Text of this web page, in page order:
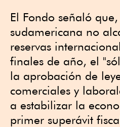
El Fondo señaló
sudamericana no
reservas
finales de año, el
la aprobación de
comerciales y
a estabilizar la
primer ‌superávit